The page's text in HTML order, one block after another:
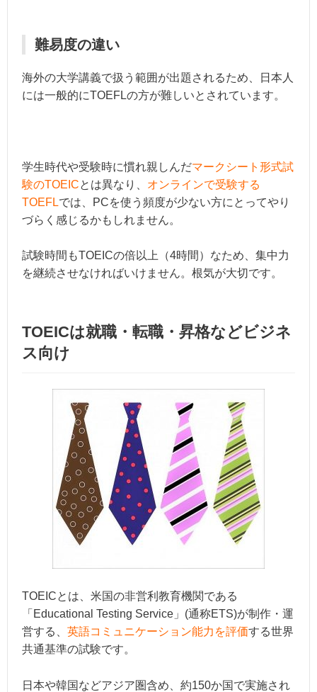
難易度の違い
海外の大学講義で扱う範囲が出題されるため、日本人
には一般的にTOEFLの方が難しいとされています。
学生時代や受験時に慣れ親しんだマークシート形式試
験のTOEICとは異なり、 オンラインで受験する
TOEFLでは、PCを使う頻度が少ない方にとってやり
づらく感じるかもしれません。
試験時間もTOEICの倍以上（4時間）なため、集中力
を継続させなければいけません。根気が大切です。
TOEICは就職・転職・昇格などビジネ
ス向け
TOEICとは、米国の非営利教育機関である
「Educational Testing Service」(通称ETS)が制作・運
営する、 英語コミュニケーション能力を評価する世界
共通基準の試験です。
日本や韓国などアジア圏含め、約150か国で実施され